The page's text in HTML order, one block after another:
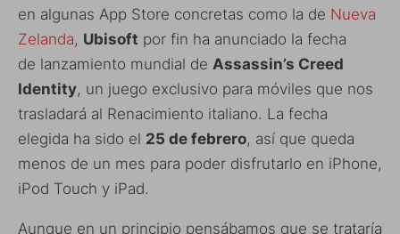
en algunas App Store concretas como la de Nueva
Zelanda, Ubisoft por fin ha anunciado la fecha
de lanzamiento mundial de Assassin’s Creed
Identity, un juego exclusivo para móviles que nos
trasladará al Renacimiento italiano. La fecha
elegida ha sido el 25 de febrero, así que queda
menos de un mes para poder disfrutarlo en iPhone,
iPod Touch y iPad.
Aunque en un principio pensábamos que se trataría